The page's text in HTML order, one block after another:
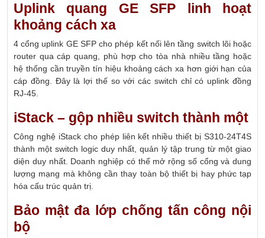
Uplink quang GE SFP linh hoạt
khoảng cách xa
4 cổng uplink GE SFP cho phép kết nối lên tầng switch lõi hoặc
router qua cáp quang, phù hợp cho tòa nhà nhiều tầng hoặc
hệ thống cần truyền tín hiệu khoảng cách xa hơn giới hạn của
cáp đồng. Đây là lợi thế so với các switch chỉ có uplink đồng
RJ-45.
iStack – gộp nhiều switch thành một
Công nghệ iStack cho phép liên kết nhiều thiết bị S310-24T4S
thành một switch logic duy nhất, quản lý tập trung từ một giao
diện duy nhất. Doanh nghiệp có thể mở rộng số cổng và dung
lượng mạng mà không cần thay toàn bộ thiết bị hay phức tạp
hóa cấu trúc quản trị.
Bảo mật đa lớp chống tấn công nội
bộ